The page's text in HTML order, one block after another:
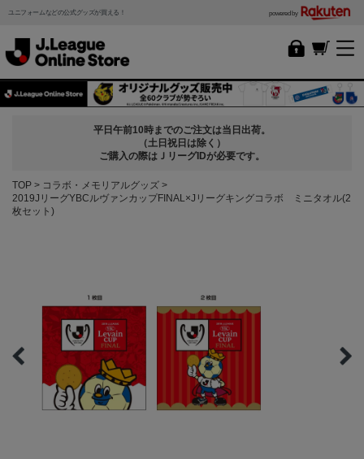
ユニフォームなどの公式グッズが買える！ powered by
平日午前10時までのご注文は当日出荷。
（土日祝日は除く）
ご購入の際はＪリーグIDが必要です。
TOP
コラボ・メモリアルグッズ
2019JリーグYBCルヴァンカップFINAL×Jリーグキングコラボ ミニタオル(2
枚セット)